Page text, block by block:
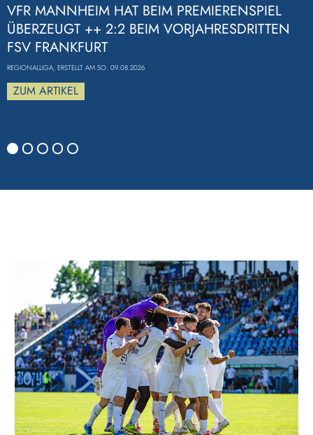
VFR MANNHEIM HAT BEIM PREMIERENSPIEL
ÜBERZEUGT ++ 2:2 BEIM VORJAHRESDRITTEN
FSV FRANKFURT
REGIONALLIGA, ERSTELLT AM SO. 09.08.2026
ZUM ARTIKEL